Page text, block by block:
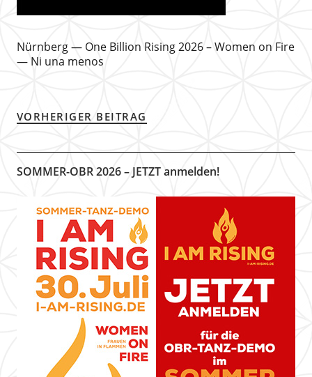
Nürnberg — One Billion Rising 2026 – Women on Fire
— Ni una menos
VORHERIGER BEITRAG
SOMMER-OBR 2026 – JETZT anmelden!